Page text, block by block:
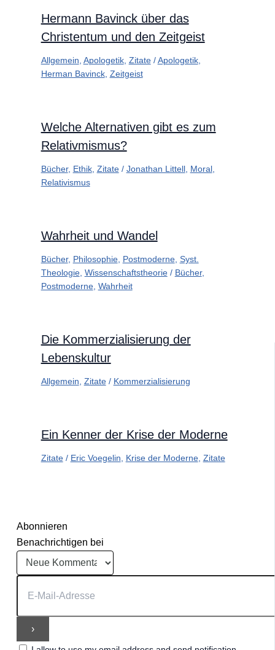
Hermann Bavinck über das
Christentum und den Zeitgeist
Allgemein Apologetik, Zitate/Apologetik,
Herman Bavinck, Zeitgeist
Welche Alternativen gibt es zum
Relativmismus?
Bücher, Ethik, Zitate/ Jonathan Littell, Moral,
Relativismus
Wahrheit und Wandel
Bücher, Philosophie, Postmoderne, Syst.
Theologie, Wissenschaftstheorie/ Bücher,
Postmoderne, Wahrheit
Die Kommerzialisierung der
Lebenskultur
Allgemein Zitate/ Kommerzialisierung
Ein Kenner der Krise der Moderne
Zitate/ Eric Voegelin Krise der Moderne, Zitate
Abonnieren
Benachrichtigen bei